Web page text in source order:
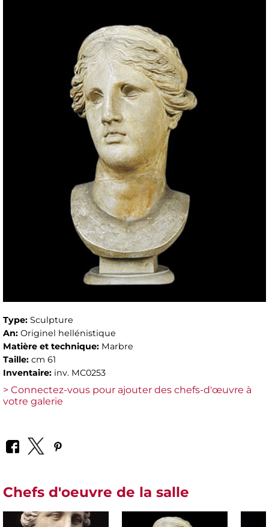
Type: Sculpture
An: Originel hellénistique
Matière et technique: Marbre
Taille: cm 61
Inventaire: inv. MC0253
> Connectez-vous pour ajouter des chefs-d'œuvre à
votre galerie
Chefs d'oeuvre de la salle